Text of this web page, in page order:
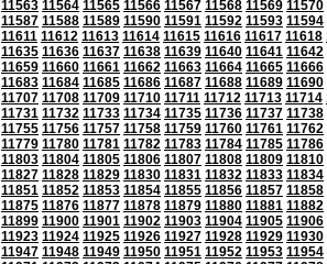
11563 11564 11565 11566 11567 11568 11569 11570
11587 11588 11589 11590 11591 11592 11593 11594
11611 11612 11613 11614 11615 11616 11617 11618
11635 11636 11637 11638 11639 11640 11641 11642
11659 11660 11661 11662 11663 11664 11665 11666
11683 11684 11685 11686 11687 11688 11689 11690
11707 11708 11709 11710 11711 11712 11713 11714
11731 11732 11733 11734 11735 11736 11737 11738
11755 11756 11757 11758 11759 11760 11761 11762
11779 11780 11781 11782 11783 11784 11785 11786
11803 11804 11805 11806 11807 11808 11809 11810
11827 11828 11829 11830 11831 11832 11833 11834
11851 11852 11853 11854 11855 11856 11857 11858
11875 11876 11877 11878 11879 11880 11881 11882
11899 11900 11901 11902 11903 11904 11905 11906
11923 11924 11925 11926 11927 11928 11929 11930
11947 11948 11949 11950 11951 11952 11953 11954